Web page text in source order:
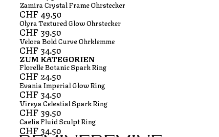
Zamira Crystal Frame Ohrstecker
CHF49.50
Olyra Textured Glow Ohrstecker
CHF39.50
Velora Bold Curve Ohrklemme
CHF34.50
ZUM KATEGORIEN
Florelle Botanic Spark Ring
CHF24.50
Evania Imperial Glow Ring
CHF34.50
Vireya Celestial Spark Ring
CHF39.50
Caelis Fluid Sculpt Ring
CHF34.50